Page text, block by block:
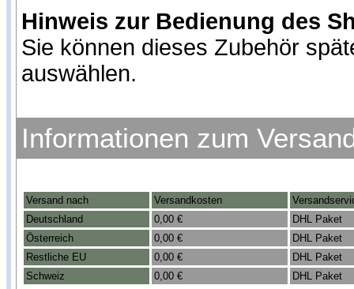
Hinweis zur Bedienung des
Sie können dieses Zubehör
auswählen.
Informationen zum
Versand nach Versandkosten
Deutschland
0,00 €
DHL Paket
Österreich
0,00 €
DHL Paket
Restliche EU
0,00 €
DHL Paket
Schweiz
0,00 € DHL Paket